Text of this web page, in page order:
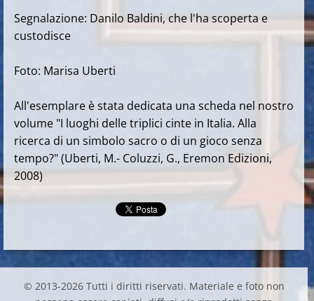
Segnalazione: Danilo Baldini, che l'ha scoperta e
custodisce
Foto: Marisa Uberti
All'esemplare è stata dedicata una scheda nel nostro
volume "I luoghi delle triplici cinte in Italia. Alla
ricerca di un simbolo sacro o di un gioco senza
tempo?" (Uberti, M.- Coluzzi, G., Eremon Edizioni,
2008)
© 2013-2026 Tutti i diritti riservati. Materiale e foto non